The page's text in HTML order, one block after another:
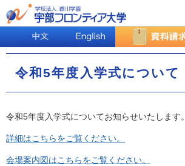
令和5年度入学式について
令和5年度入学式についてお知らせいたします。
詳細はこちらをご覧ください。
会場案内図はこちらをご覧ください。